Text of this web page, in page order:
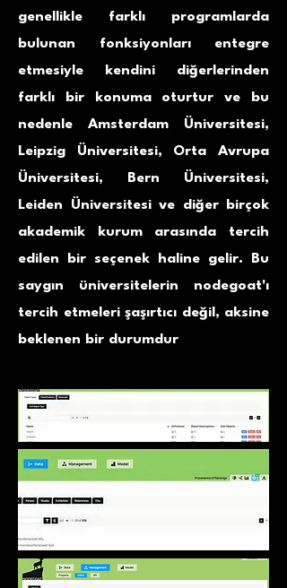
genellikle farklı programlarda
bulunan fonksiyonları entegre
etmesiyle kendini diğerlerinden
farklı bir konuma oturtur ve bu
nedenle Amsterdam Üniversitesi,
Leipzig Üniversitesi, Orta Avrupa
Üniversitesi, Bern Üniversitesi,
Leiden Üniversitesi ve diğer birçok
akademik kurum arasında tercih
edilen bir seçenek haline gelir. Bu
saygın üniversitelerin nodegoat'ı
tercih etmeleri şaşırtıcı değil, aksine
beklenen bir durumdur